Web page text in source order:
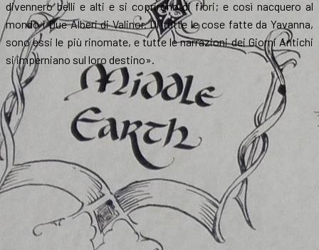
divennero belli e alti e si coprirono di fiori; e così nacquero al
mondo i Due Alberi di Valinor. Di tutte le cose fatte da Yavanna,
sono essi le più rinomate, e tutte le narrazioni dei Giorni Antichi
si imperniano sul loro destino».